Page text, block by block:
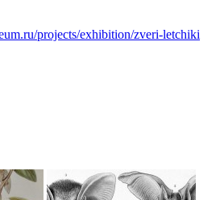
projects/exhibition/zveri-letchiki